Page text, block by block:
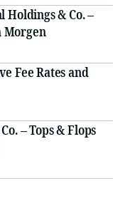
& Co. –
Morgen
Fee Rates and
– Tops & Flops